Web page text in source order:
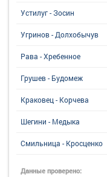
Устилуг - Зосин
Угринов - Долхобычув
Рава - Хребенное
Грушев - Будомеж
Краковец - Корчева
Шегини - Медыка
Смильница - Кросценко
Данные проверено: